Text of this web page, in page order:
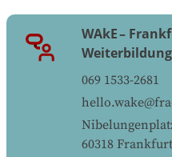
WAkE –
069 1533-2681
60318